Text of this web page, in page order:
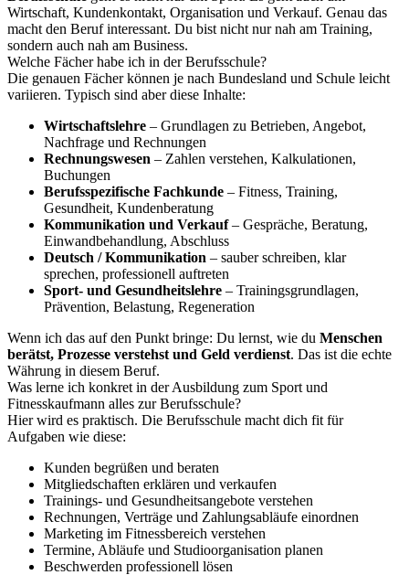
Wirtschaft, Kundenkontakt, Organisation und Verkauf. Genau das
macht den Beruf interessant. Du bist nicht nur nah am Training,
sondern auch nah am Business.
Welche Fächer habe ich in der Berufsschule?
Die genauen Fächer können je nach Bundesland und Schule leicht
variieren. Typisch sind aber diese Inhalte:
Wirtschaftslehre – Grundlagen zu Betrieben, Angebot,
Nachfrage und Rechnungen
Rechnungswesen – Zahlen verstehen, Kalkulationen,
Buchungen
Berufsspezifische Fachkunde – Fitness, Training,
Gesundheit, Kundenberatung
Kommunikation und Verkauf– Gespräche, Beratung,
Einwandbehandlung, Abschluss
Deutsch / Kommunikation – sauber schreiben, klar
sprechen, professionell auftreten
Sport- und Gesundheitslehre – Trainingsgrundlagen,
Prävention, Belastung, Regeneration
Wenn ich das auf den Punkt bringe: Du lernst, wie du Menschen
berätst, Prozesse verstehst und Geld verdienst. Das ist die echte
Währung in diesem Beruf.
Was lerne ich konkret in der Ausbildung zum Sport und
Fitnesskaufmann alles zur Berufsschule?
Hier wird es praktisch. Die Berufsschule macht dich fit für
Aufgaben wie diese:
Kunden begrüßen und beraten
Mitgliedschaften erklären und verkaufen
Trainings- und Gesundheitsangebote verstehen
Rechnungen, Verträge und Zahlungsabläufe einordnen
Marketing im Fitnessbereich verstehen
Termine, Abläufe und Studioorganisation planen
Beschwerden professionell lösen